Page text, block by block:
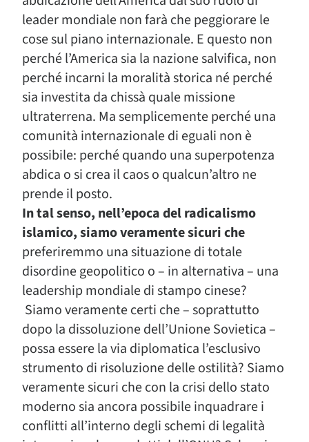
leader mondiale non farà che peggiorare le
cose sul piano internazionale. E questo non
perché l’America sia la nazione salvifica, non
perché incarni la moralità storica né perché
sia investita da chissà quale missione
ultraterrena. Ma semplicemente perché una
comunità internazionale di eguali non è
possibile: perché quando una superpotenza
abdica o si crea il caos o qualcun’altro ne
prende il posto.
In tal senso, nell’epoca del radicalismo
islamico, siamo veramente sicuri che
preferiremmo una situazione di totale
disordine geopolitico o – in alternativa – una
leadership mondiale di stampo cinese?
Siamo veramente certi che – soprattutto
dopo la dissoluzione dell’Unione Sovietica –
possa essere la via diplomatica l’esclusivo
strumento di risoluzione delle ostilità? Siamo
veramente sicuri che con la crisi dello stato
moderno sia ancora possibile inquadrare i
conflitti all’interno degli schemi di legalità